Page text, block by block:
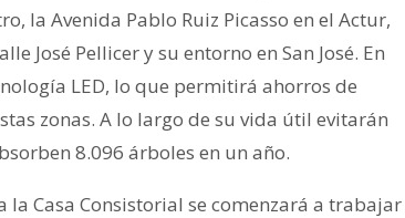
la Avenida Pablo Ruiz Picasso en el Actur,
José Pellicer y su entorno en San José. En
LED, lo que permitirá ahorros de
zonas. A lo largo de su vida útil evitarán
8.096 árboles en un año.
Casa Consistorial se comenzará a trabajar